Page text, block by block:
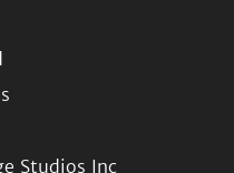
Studios Inc